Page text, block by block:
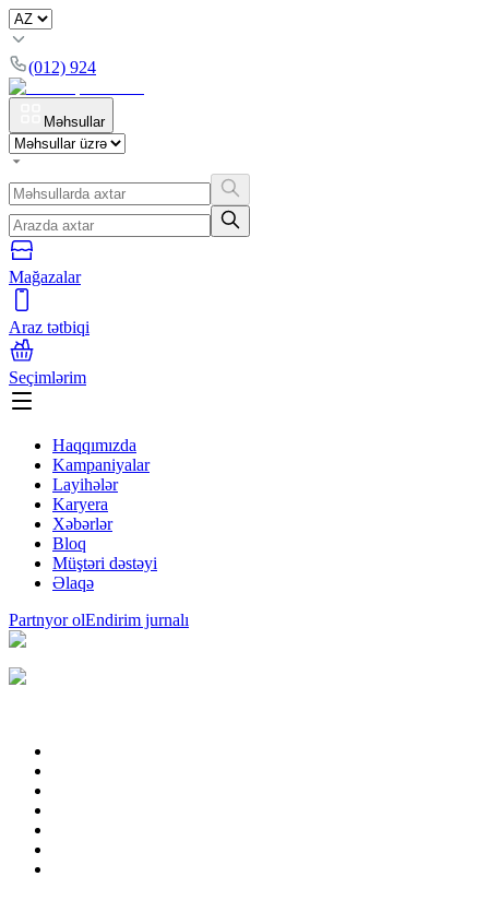
(012) 924
Məhsullar
Mağazalar
Araz tətbiqi
Seçimlərim
Haqqımızda
Kampaniyalar
Layihələr
Karyera
Xəbərlər
Bloq
Müştəri dəstəyi
Əlaqə
Partnyor olEndirim jurnalı